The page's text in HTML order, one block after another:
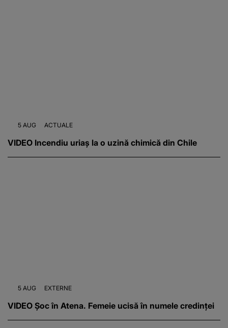
5 AUG ACTUALE
VIDEO Incendiu uriaș la o uzină chimică din Chile
5 AUG EXTERNE
VIDEO Șoc în Atena. Femeie ucisă în numele credinței